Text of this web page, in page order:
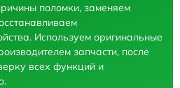
поломки, заменяем
Используем оригинальные
запчасти, после
всех функций и